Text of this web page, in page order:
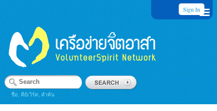
Sign In
ชื่อ, คีย์เวิร์ด, คำค้น